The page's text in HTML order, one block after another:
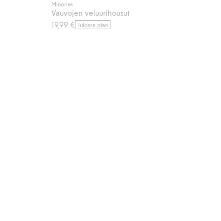
Minories
Vauvojen veluurihousut
19,99 € Tulossa pian